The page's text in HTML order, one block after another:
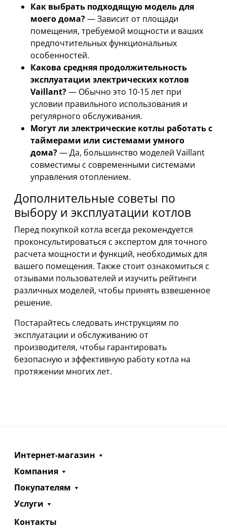
Как выбрать подходящую модель для
моего дома?— Зависит от площади
помещения, требуемой мощности и ваших
предпочтительных функциональных
особенностей.
Какова средняя продолжительность
эксплуатации электрических котлов
Vaillant?— Обычно это 10-15 лет при
условии правильного использования и
регулярного обслуживания.
Могут ли электрические котлы работать с
таймерами или системами умного
дома?— Да, большинство моделей Vaillant
совместимы с современными системами
управления отоплением.
Дополнительные советы по
выбору и эксплуатации котлов
Перед покупкой котла всегда рекомендуется
проконсультироваться с экспертом для точного
расчета мощности и функций, необходимых для
вашего помещения. Также стоит ознакомиться с
отзывами пользователей и изучить рейтинги
различных моделей, чтобы принять взвешенное
решение.
Постарайтесь следовать инструкциям по
эксплуатации и обслуживанию от
производителя, чтобы гарантировать
безопасную и эффективную работу котла на
протяжении многих лет.
Интернет-магазин
Компания
Покупателям
Услуги
Контакты